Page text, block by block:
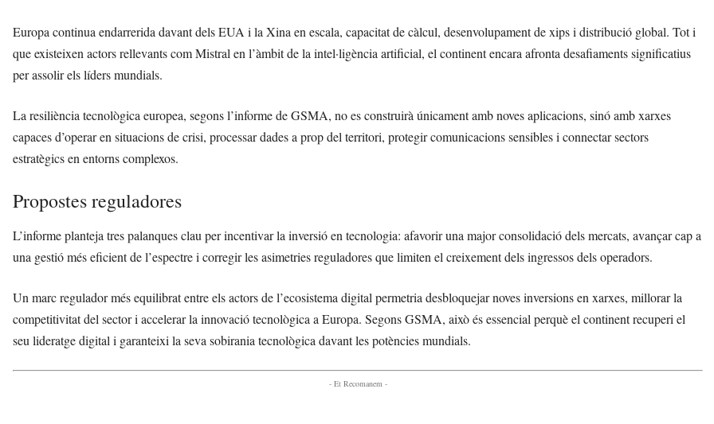
Europa continua endarrerida davant dels EUA i la Xina en escala, capacitat de càlcul, desenvolupament de xips i distribució global. Tot i
que existeixen actors rellevants com Mistral en l’àmbit de la intel·ligència artificial, el continent encara afronta desafiaments significatius
per assolir els líders mundials.
La resiliència tecnològica europea, segons l’informe de GSMA, no es construirà únicament amb noves aplicacions, sinó amb xarxes
capaces d’operar en situacions de crisi, processar dades a prop del territori, protegir comunicacions sensibles i connectar sectors
estratègics en entorns complexos.
Propostes reguladores
L’informe planteja tres palanques clau per incentivar la inversió en tecnologia: afavorir una major consolidació dels mercats, avançar cap a
una gestió més eficient de l’espectre i corregir les asimetries reguladores que limiten el creixement dels ingressos dels operadors.
Un marc regulador més equilibrat entre els actors de l’ecosistema digital permetria desbloquejar noves inversions en xarxes, millorar la
competitivitat del sector i accelerar la innovació tecnològica a Europa. Segons GSMA, això és essencial perquè el continent recuperi el
seu lideratge digital i garanteixi la seva sobirania tecnològica davant les potències mundials.
- Et Recomanem -